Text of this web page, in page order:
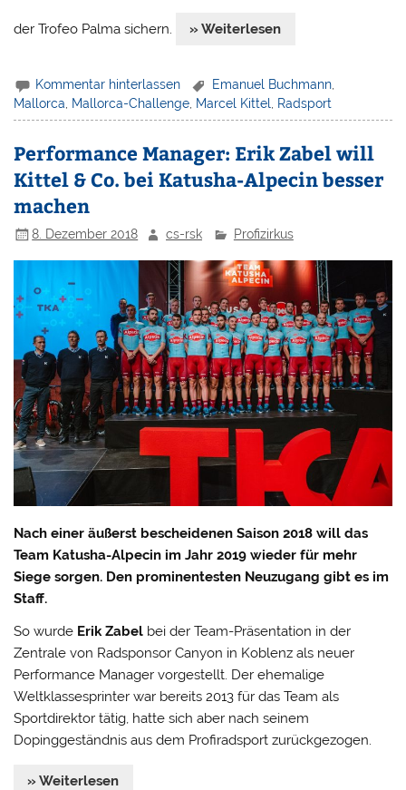
der Trofeo Palma sichern. » Weiterlesen
Kommentar hinterlassen Emanuel Buchmann
Mallorca
Mallorca-Challenge Marcel Kittel Radsport
Performance Manager: Erik Zabel will
Kittel & Co. bei Katusha-Alpecin besser
machen
8. Dezember 2018 cs-rsk Profizirkus
Nach einer äußerst bescheidenen Saison 2018 will das
Team Katusha-Alpecin im Jahr 2019 wieder für mehr
Siege sorgen. Den prominentesten Neuzugang gibt es im
Staff.
So wurde Erik Zabel bei der Team-Präsentation in der
Zentrale von Radsponsor Canyon in Koblenz als neuer
Performance Manager vorgestellt. Der ehemalige
Weltklassesprinter war bereits 2013 für das Team als
Sportdirektor tätig, hatte sich aber nach seinem
Dopinggeständnis aus dem Profiradsport zurückgezogen.
» Weiterlesen